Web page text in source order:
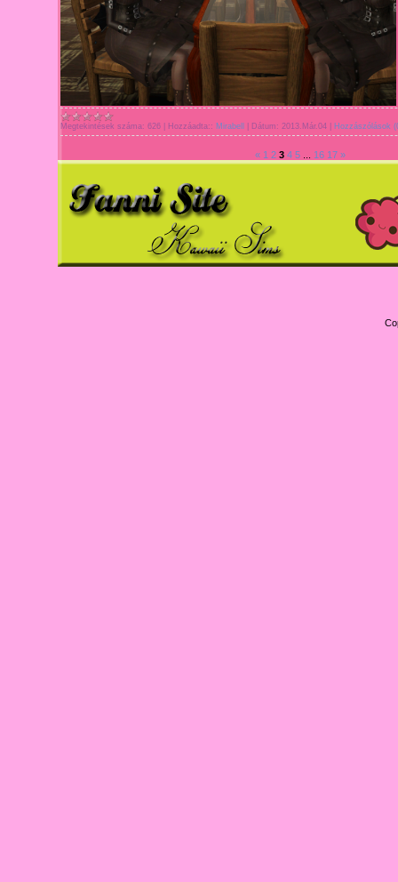
Megtekintések száma: 626 Hozzáadta:: Mirabell Dátum: 2013.Már.04 Hozzászólások
« 1 2 3 4 5 16 17 »